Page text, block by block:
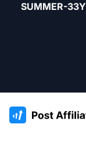
SUMMER-33Y
:site.title